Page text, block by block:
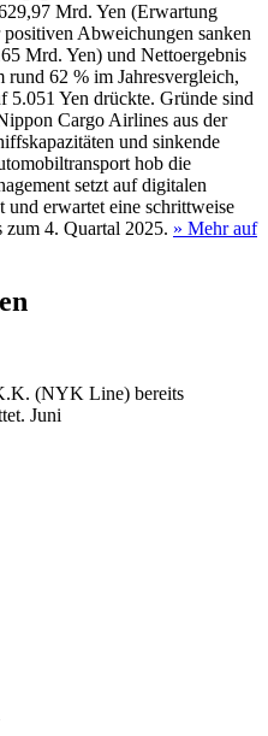
Mrd. Yen (Erwartung
Abweichungen sanken
Mrd. Yen) und Nettoergebnis
62 % im Jahresvergleich,
5.051 Yen drückte. Gründe sind
Cargo Airlines aus der
und sinkende
hob die
setzt auf digitalen
und erwartet eine schrittweise
4. Quartal 2025. » Mehr auf
(NYK Line) bereits
Juni